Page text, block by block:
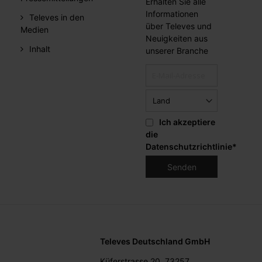
Televes in den
Medien
Inhalt
Informationen
über Televes und
Neuigkeiten aus
unserer Branche
Ich akzeptiere
die
Datenschutzrichtlinie*
Televes Deutschland GmbH